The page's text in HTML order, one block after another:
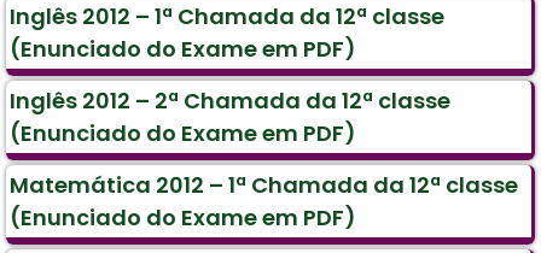
Inglês 2012 – 1ª Chamada da 12ª classe
(Enunciado do Exame em PDF)
Inglês 2012 – 2ª Chamada da 12ª classe
(Enunciado do Exame em PDF)
Matemática 2012 – 1ª Chamada da 12ª classe
(Enunciado do Exame em PDF)